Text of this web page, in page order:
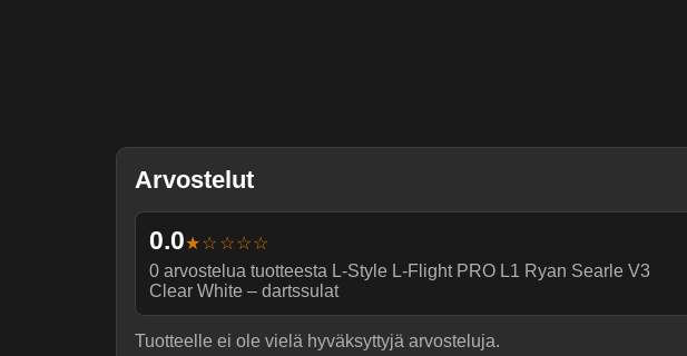
Arvostelut
0.0★☆☆☆☆
0 arvostelua tuotteesta L-Style L-Flight PRO L1 Ryan Searle V3
Clear White – dartssulat
Tuotteelle ei ole vielä hyväksyttyjä arvosteluja.